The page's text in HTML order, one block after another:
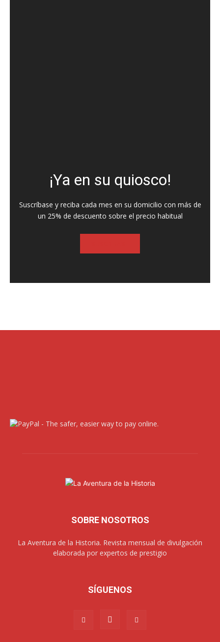
¡Ya en su quiosco!
Suscríbase y reciba cada mes en su domicilio con más de
un 25% de descuento sobre el precio habitual
SOBRE NOSOTROS
La Aventura de la Historia. Revista mensual de divulgación
elaborada por expertos de prestigio
SÍGUENOS